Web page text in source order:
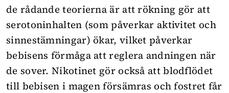
de rådande teorierna är att rökning gör att
serotoninhalten (som påverkar aktivitet och
sinnestämningar) ökar, vilket påverkar
bebisens förmåga att reglera andningen när
de sover.Nikotinet gör också att blodflödet
till bebisen i magen försämras och fostret får